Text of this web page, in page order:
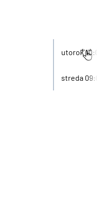
utorok 10:00
streda 09:00